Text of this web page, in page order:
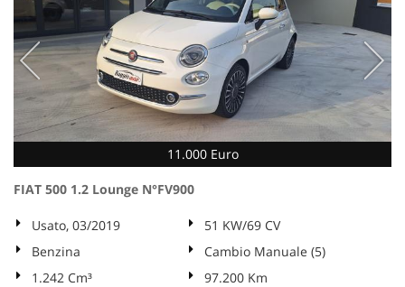
11.000 Euro
FIAT 500 1.2 Lounge N°FV900
Usato, 03/2019
51 KW/69 CV
Benzina
Cambio Manuale (5)
1.242 Cm³
97.200 Km